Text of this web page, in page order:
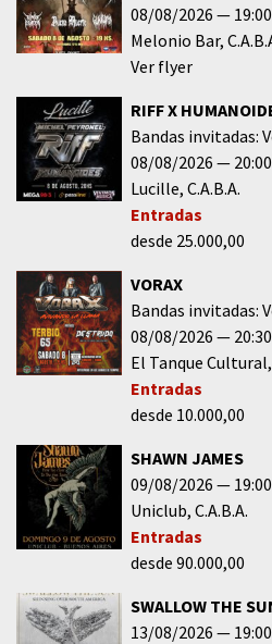
08/08/2026
19:00
Melonio Bar
Ver flyer
RIFF X
Bandas invitadas:
08/08/2026
20:00
Lucille C.A.B.A.
Entradas
desde 25.000,00
VORAX
Bandas invitadas:
08/08/2026
20:30
El Tanque Cultural
Entradas
desde 10.000,00
SHAWN JAMES
09/08/2026
19:00
Uniclub C.A.B.A.
Entradas
desde 90.000,00
SWALLOW THE
13/08/2026
19:00